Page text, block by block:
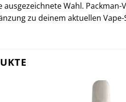
ausgezeichnete Wahl.
zu deinem aktuellen